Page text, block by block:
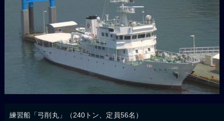
練習船「弓削丸」（240トン、定員56名）